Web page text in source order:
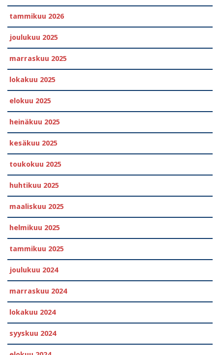
tammikuu 2026
joulukuu 2025
marraskuu 2025
lokakuu 2025
elokuu 2025
heinäkuu 2025
kesäkuu 2025
toukokuu 2025
huhtikuu 2025
maaliskuu 2025
helmikuu 2025
tammikuu 2025
joulukuu 2024
marraskuu 2024
lokakuu 2024
syyskuu 2024